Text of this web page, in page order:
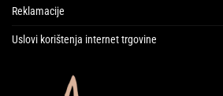
Reklamacije
Uslovi korištenja internet trgovine